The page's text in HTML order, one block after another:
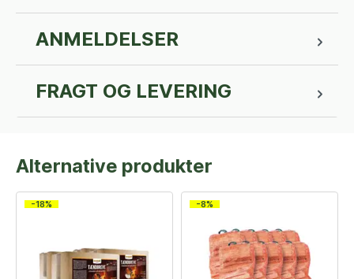
ANMELDELSER
FRAGT OG LEVERING
Alternative produkter
-18% -8%